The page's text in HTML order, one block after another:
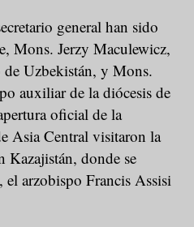
general han sido
Mons. Jerzy Maculewicz,
Uzbekistán, y Mons.
auxiliar de la diócesis de
oficial de la
Asia Central visitaron la
Kazajistán, donde se
arzobispo Francis Assisi